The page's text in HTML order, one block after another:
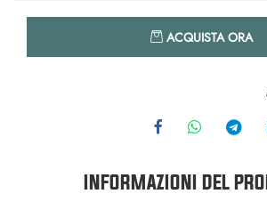
ACQUISTA ORA
INFORMAZIONI DEL